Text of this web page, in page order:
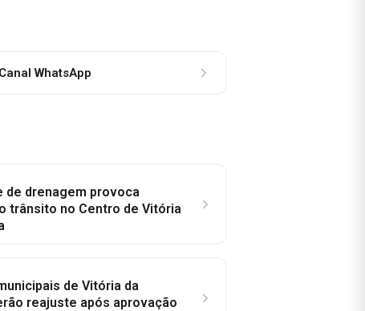
Canal WhatsApp
de drenagem provoca
trânsito no Centro de Vitória
de Vitória da
reajuste após aprovação